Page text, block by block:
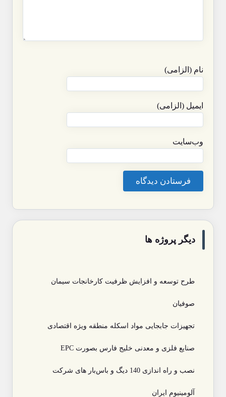
نام (الزامی)
ایمیل (الزامی)
وب‌سایت
دیگر پروژه ها
طرح توسعه و افزایش ظرفیت کارخانجات سیمان
صوفیان
تجهیزات جابجایی مواد اسکله منطقه ویژه اقتصادی
صنایع فلزی و معدنی خلیج فارس بصورت EPC
نصب و راه اندازی 140 دیگ و باس‌بار های شرکت
آلومینیوم ایران